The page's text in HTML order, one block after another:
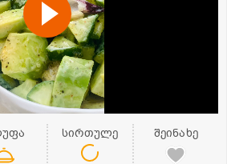
სირთულე შეინახე